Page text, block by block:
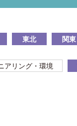
東北 関東
アリング・環境